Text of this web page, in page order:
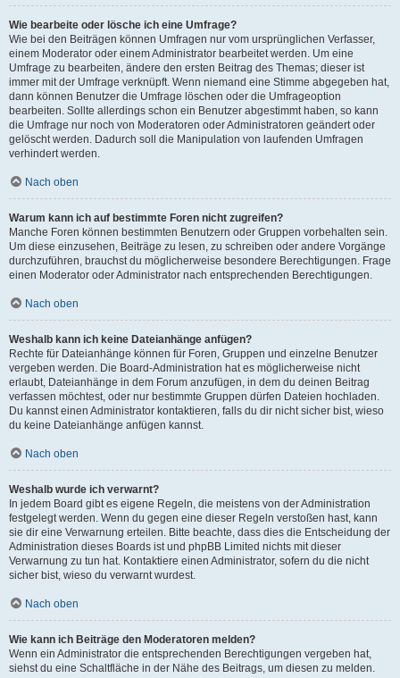
Wie bearbeite oder lösche ich eine Umfrage?
Wie bei den Beiträgen können Umfragen nur vom ursprünglichen Verfasser,
einem Moderator oder einem Administrator bearbeitet werden. Um eine
Umfrage zu bearbeiten, ändere den ersten Beitrag des Themas; dieser ist
immer mit der Umfrage verknüpft. Wenn niemand eine Stimme abgegeben hat,
dann können Benutzer die Umfrage löschen oder die Umfrageoption
bearbeiten. Sollte allerdings schon ein Benutzer abgestimmt haben, so kann
die Umfrage nur noch von Moderatoren oder Administratoren geändert oder
gelöscht werden. Dadurch soll die Manipulation von laufenden Umfragen
verhindert werden.
Nach oben
Warum kann ich auf bestimmte Foren nicht zugreifen?
Manche Foren können bestimmten Benutzern oder Gruppen vorbehalten sein.
Um diese einzusehen, Beiträge zu lesen, zu schreiben oder andere Vorgänge
durchzuführen, brauchst du möglicherweise besondere Berechtigungen. Frage
einen Moderator oder Administrator nach entsprechenden Berechtigungen.
Nach oben
Weshalb kann ich keine Dateianhänge anfügen?
Rechte für Dateianhänge können für Foren, Gruppen und einzelne Benutzer
vergeben werden. Die Board-Administration hat es möglicherweise nicht
erlaubt, Dateianhänge in dem Forum anzufügen, in dem du deinen Beitrag
verfassen möchtest, oder nur bestimmte Gruppen dürfen Dateien hochladen.
Du kannst einen Administrator kontaktieren, falls du dir nicht sicher bist, wieso
du keine Dateianhänge anfügen kannst.
Nach oben
Weshalb wurde ich verwarnt?
In jedem Board gibt es eigene Regeln, die meistens von der Administration
festgelegt werden. Wenn du gegen eine dieser Regeln verstoßen hast, kann
sie dir eine Verwarnung erteilen. Bitte beachte, dass dies die Entscheidung der
Administration dieses Boards ist und phpBB Limited nichts mit dieser
Verwarnung zu tun hat. Kontaktiere einen Administrator, sofern du die nicht
sicher bist, wieso du verwarnt wurdest.
Nach oben
Wie kann ich Beiträge den Moderatoren melden?
Wenn ein Administrator die entsprechenden Berechtigungen vergeben hat,
siehst du eine Schaltfläche in der Nähe des Beitrags, um diesen zu melden.